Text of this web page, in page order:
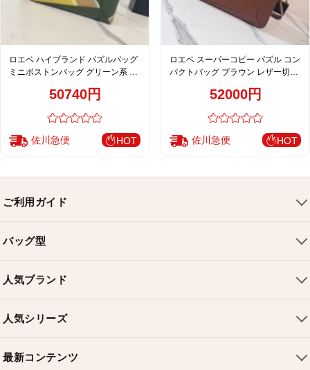
ロエベ ハイブランド パズルバッグ
ミニボストンバッグ グリーン系 レ
50740円
佐川急便 HOT
ロエベ スーパーコピー パズル コン
パクトバッグ ブラウン レザー切替
52000円
佐川急便 HOT
ご利用ガイド
配送について
返品・交換
お問い合わせ
バッグ型
ショルダーバッグ
クロスボディバッグ
ミニバッグ
人気ブランド
シャネルバッグ
ディオールバッグ
人気シリーズ
最新コンテンツ